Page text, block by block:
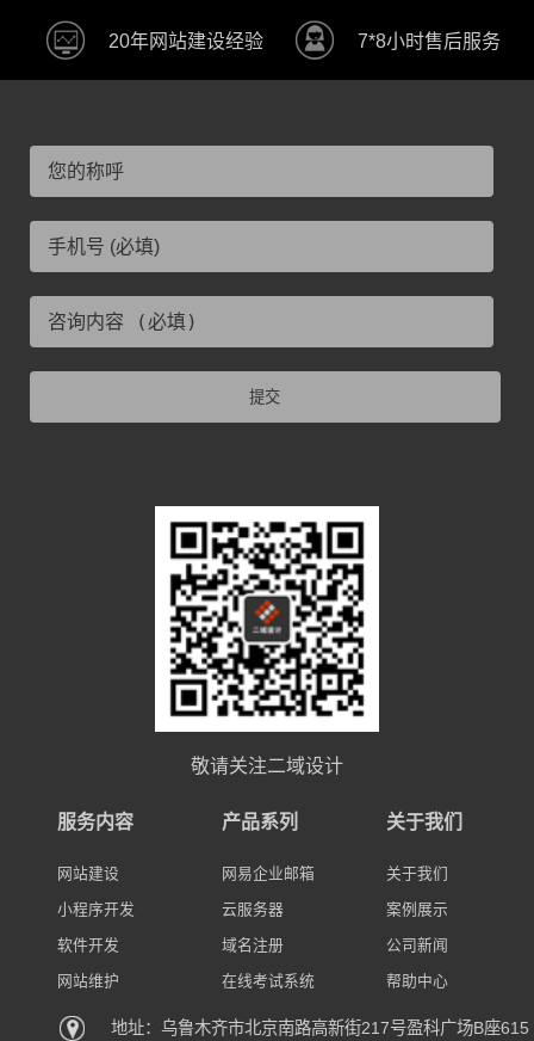
20年网站建设经验 7*8小时售后服务
提交
敬请关注二域设计
服务内容
网站建设
小程序开发
软件开发
网站维护
产品系列
网易企业邮箱
云服务器
域名注册
在线考试系统
关于我们
关于我们
案例展示
公司新闻
帮助中心
地址：乌鲁木齐市北京南路高新街217号盈科广场B座615